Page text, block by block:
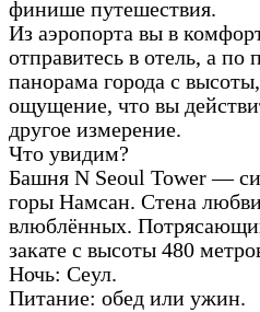
финише путешествия.
Из аэропорта вы в
отправитесь в отель, а
панорама города с
ощущение, что вы
другое измерение.
Что увидим?
Башня N Seoul Tower —
горы Намсан. Стена
влюблённых.
закате с высоты 480
Ночь: Сеул.
Питание: обед или ужин.